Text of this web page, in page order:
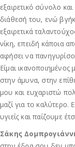
εξαιρετικό σύνολο
διάθεσή του, ενώ
εξαιρετικά
νίκη, επειδή κάποια
αφήσει να
Είμαι
στην άμυνα, στην
μου και ευχαριστώ
μαζί για το καλύτερο.
υγιείς και παίζουμε
Σάκης